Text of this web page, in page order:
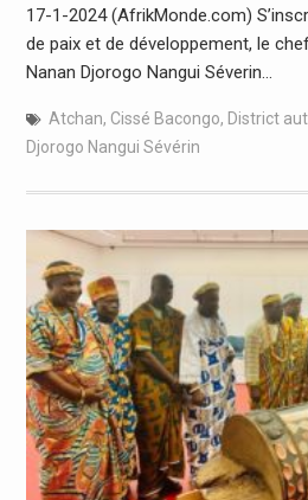
17-1-2024 (AfrikMonde.com)
de paix et de développement, le
Nanan Djorogo Nangui Séverin…
Atchan, Cissé Bacongo, District
Djorogo Nangui Sévérin